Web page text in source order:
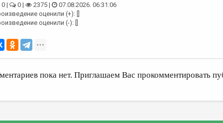
0 |
0 | 2375 |
07.08.2026. 06:31:06
оценили (+): []
оценили (-): []
пока нет. Приглашаем Вас прокомментировать